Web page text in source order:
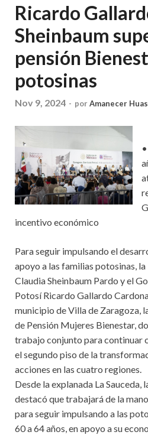
Ricardo
Sheinbaum
pensión
potosinas
Nov 9, 2024 - por Amanecer
incentivo económico
Para seguir impulsando el
apoyo a las familias potosinas,
Claudia Sheinbaum Pardo y el
Potosí Ricardo Gallardo
municipio de Villa de Zaragoza,
de Pensión Mujeres Bienestar,
trabajo conjunto para continuar
el segundo piso de la
acciones en las cuatro regiones.
Desde la explanada La
destacó que trabajará de la
para seguir impulsando a las
60 a 64 años, en apoyo a su